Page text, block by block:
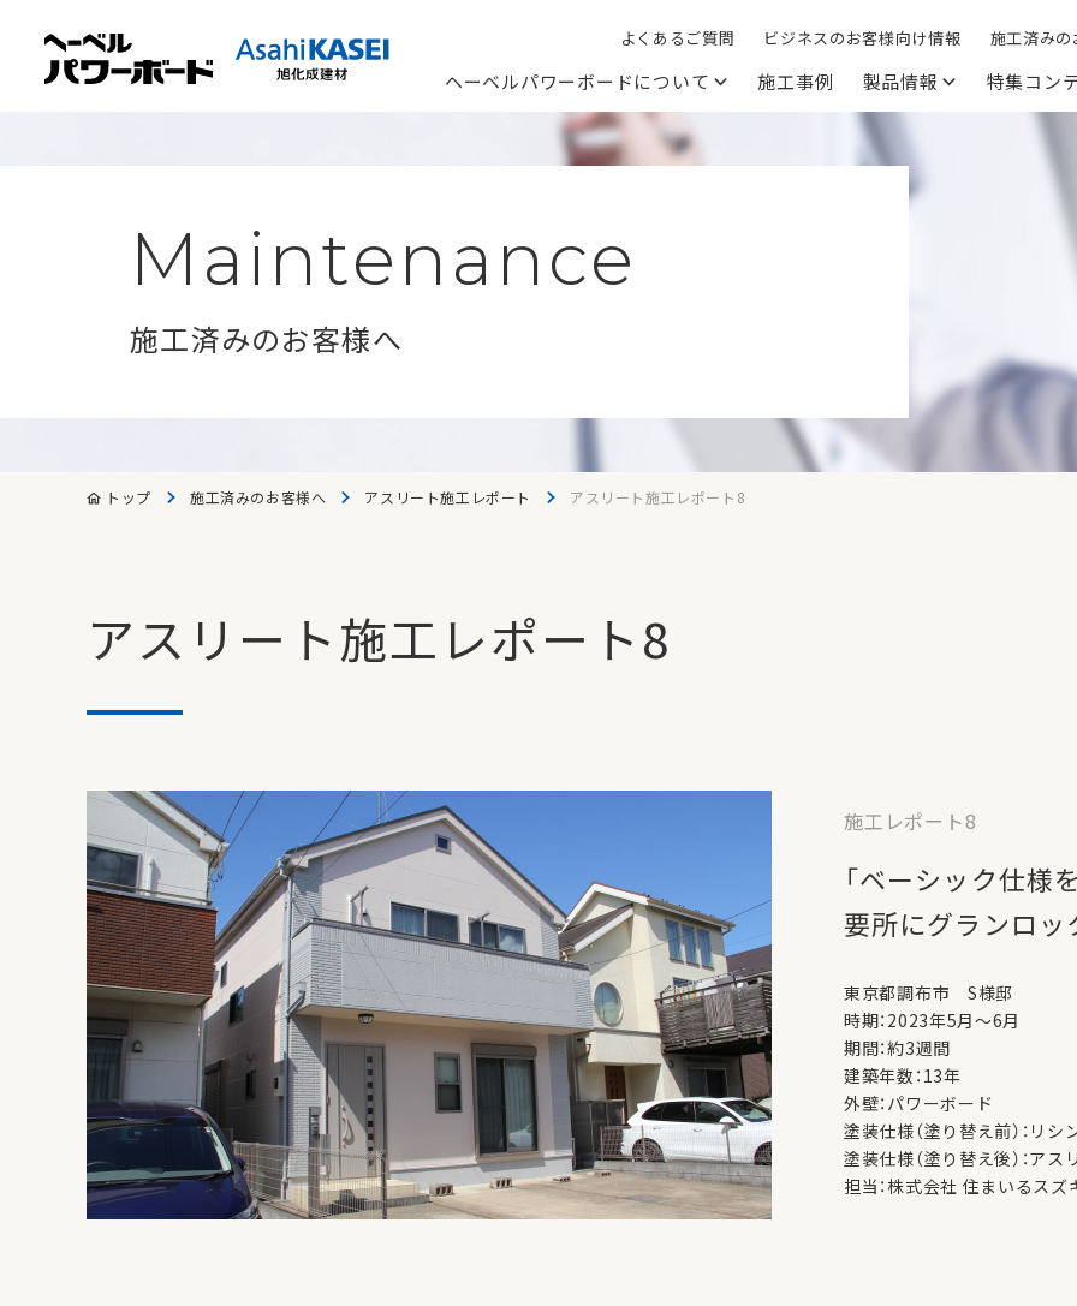
よくあるご質問 ビジネスのお客様向け情報 施工済み
ヘーベルパワーボードについて 施工事例 製品情報 特集コン
Maintenance
施工済みのお客様へ
トップ 施工済みのお客様へ アスリート施工レポート アスリート施工レポート8
アスリート施工レポート8
施工レポート8
「ベーシック仕様
要所にグランロッ
東京都調布市 S様邸
時期：2023年5月～6月
期間：約3週間
建築年数：13年
外壁：パワーボード
塗装仕様（塗り替え前）：リシ
塗装仕様（塗り替え後）：ア
担当：株式会社 住まいるスズ